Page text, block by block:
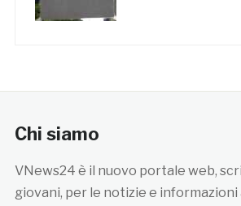
Chi siamo
VNews24 è il nuovo portale web,
giovani, per le notizie e informazioni